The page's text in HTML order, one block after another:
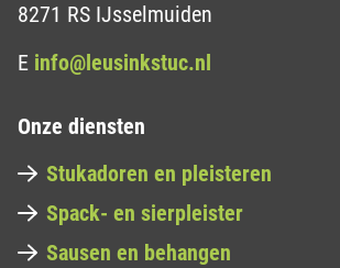
8271 RS IJsselmuiden
E info@leusinkstuc.nl
Onze diensten
Stukadoren en pleisteren
Spack- en sierpleister
Sausen en behangen